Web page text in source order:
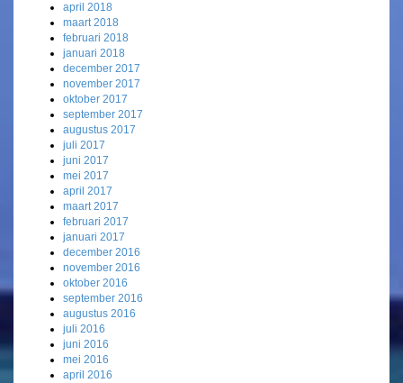
april 2018
maart 2018
februari 2018
januari 2018
december 2017
november 2017
oktober 2017
september 2017
augustus 2017
juli 2017
juni 2017
mei 2017
april 2017
maart 2017
februari 2017
januari 2017
december 2016
november 2016
oktober 2016
september 2016
augustus 2016
juli 2016
juni 2016
mei 2016
april 2016